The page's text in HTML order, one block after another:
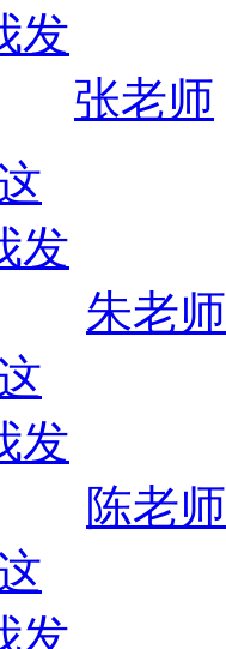
张老师
朱老师
陈老师